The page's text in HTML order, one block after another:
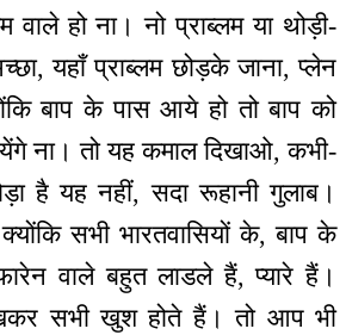
वाले हो ना। नो प्राब्लम या थोड़ी-
यहाँ प्राब्लम छोड़के जाना, प्लेन
बाप के पास आये हो तो बाप को
ना। तो यह कमाल दिखाओ, कभी-
है यह नहीं, सदा रूहानी गुलाब।
सभी भारतवासियों के, बाप के
वाले बहुत लाडले हैं, प्यारे हैं।
सभी खुश होते हैं। तो आप भी